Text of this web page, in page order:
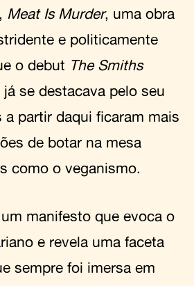
Meat Is Murder, uma obra
e politicamente
o debut The Smiths
já se destacava pelo seu
partir daqui ficaram mais
de botar na mesa
como o veganismo.
manifesto que evoca o
e revela uma faceta
sempre foi imersa em